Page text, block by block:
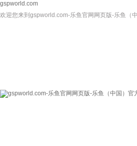
gspworld.com
欢迎您来到gspworld.com-乐鱼官网网页版-乐鱼（
gspworld.com-乐